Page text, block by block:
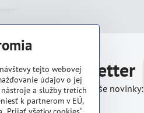
Newsletter
Odoberať naše novinky:
tejto webovej
údajov o jej
a služby tretích
k partnerom v EÚ,